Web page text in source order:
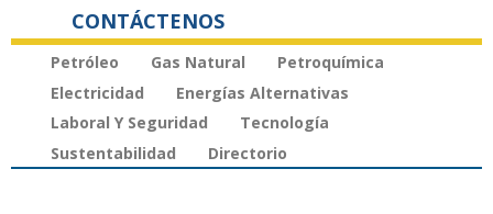
CONTÁCTENOS
Petróleo Gas Natural
Petroquímica
Electricidad
Energías Alternativas
Laboral Y Seguridad
Tecnología
Sustentabilidad
Directorio